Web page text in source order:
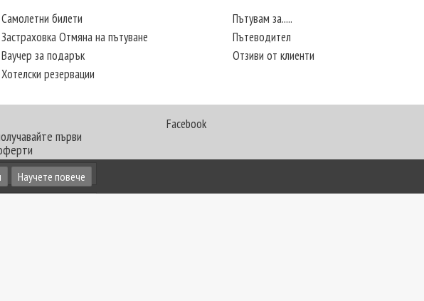
Самолетни билети
Застраховка Отмяна на пътуване
Ваучер за подарък
Хотелски резервации
Пътувам за.....
Пътеводител
Отзиви от клиенти
първи
Facebook
Научете повече